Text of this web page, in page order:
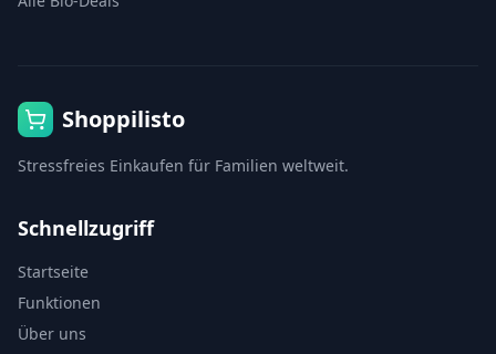
Shoppilisto
Stressfreies Einkaufen für Familien weltweit.
Schnellzugriff
Startseite
Funktionen
Über uns